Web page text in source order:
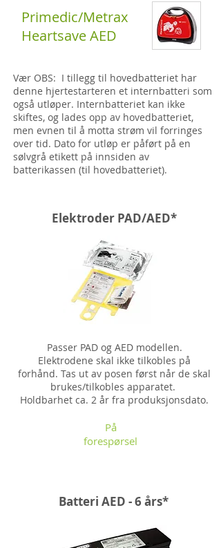
Primedic/Metrax
Heartsave AED
Vær OBS: I tillegg til hovedbatteriet har
denne hjertestarteren et internbatteri som
også utløper. Internbatteriet kan ikke
skiftes, og lades opp av hovedbatteriet,
men evnen til å motta strøm vil forringes
over tid. Dato for utløp er påført på en
sølvgrå etikett på innsiden av
batterikassen (til hovedbatteriet).
Elektroder PAD/AED*
Passer PAD og AED modellen.
Elektrodene skal ikke tilkobles på
forhånd. Tas ut av posen først når de skal
brukes/tilkobles apparatet.
Holdbarhet ca. 2 år fra produksjonsdato.
På
forespørsel
Batteri AED - 6 års*